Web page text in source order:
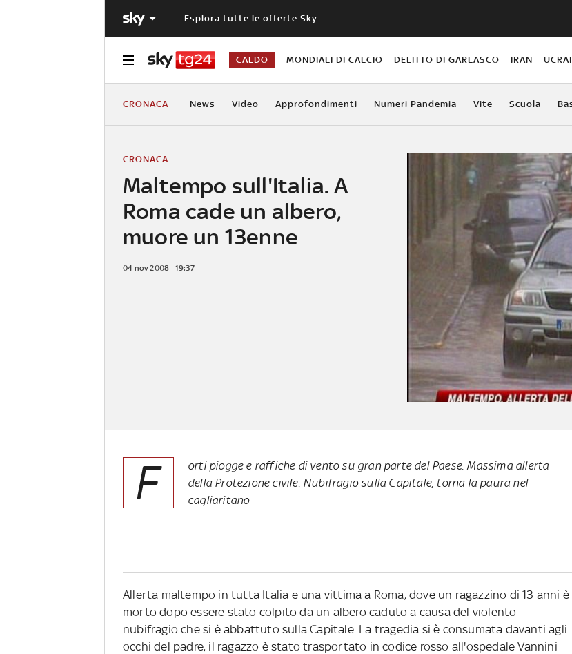
Esplora tutte le offerte Sky
CALDO MONDIALI DI CALCIO DELITTO DI GARLASCO IRAN
CRONACA News Video Approfondimenti Numeri Pandemia Vite Scuola
Maltempo sull'Italia. A
Roma cade un albero,
muore un 13enne
CRONACA
04 nov 2008 - 19:37
F
orti piogge e raffiche di vento su gran parte del Paese. Massima allerta
della Protezione civile. Nubifragio sulla Capitale, torna la paura nel
cagliaritano
Allerta maltempo in tutta Italia e una vittima a Roma, dove un ragazzino di 13 anni è
morto dopo essere stato colpito da un albero caduto a causa del violento
nubifragio che si è abbattuto sulla Capitale. La tragedia si è consumata davanti agli
occhi del padre, il ragazzo è stato trasportato in codice rosso all'ospedale Vannini